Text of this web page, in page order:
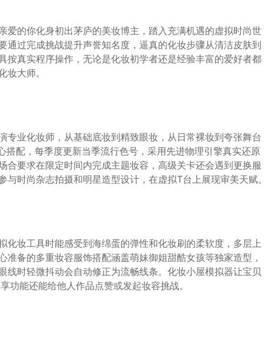
爱的你化身初出茅庐的美妆博主，踏入充满机遇的虚拟时尚世
通过完成挑战提升声誉知名度，逼真的化妆步骤从清洁皮肤到
按真实程序操作，无论是化妆初学者还是经验丰富的爱好者都
大师。
专业化妆师，从基础底妆到精致眼妆，从日常裸妆到夸张舞台
配，每季度更新当季流行色号，采用先进物理引擎真实还原
要求在限定时间内完成主题妆容，高级关卡还会遇到更换服
时尚杂志拍摄和明星造型设计，在虚拟T台上展现审美天赋。
化妆工具时能感受到海绵蛋的弹性和化妆刷的柔软度，多层上
备的多重妆容服饰搭配涵盖萌妹御姐甜酷女孩等独家造型，
时轻微抖动会自动修正为流畅线条。化妆小屋模拟器让宝贝
功能还能给他人作品点赞或发起妆容挑战。